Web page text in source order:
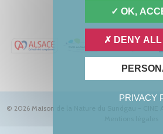
© 2026 Maison de la Nature du Sundgau - CINE
OK,
DENY
PRIVACY